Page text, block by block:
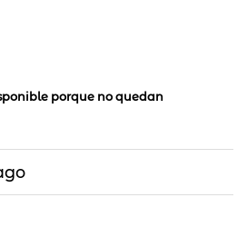
porque no quedan